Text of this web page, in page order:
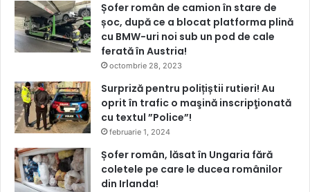
Șofer român de camion în stare de
șoc, după ce a blocat platforma plină
cu BMW-uri noi sub un pod de cale
ferată în Austria!
octombrie 28, 2023
Surpriză pentru polițiștii rutieri! Au
oprit în trafic o maşină inscripţionată
cu textul ”Police”!
februarie 1, 2024
Șofer român, lăsat în Ungaria fără
coletele pe care le ducea românilor
din Irlanda!